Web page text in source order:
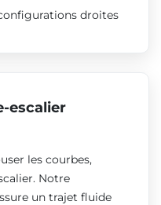
droites
escalier
les courbes,
Notre
un trajet fluide